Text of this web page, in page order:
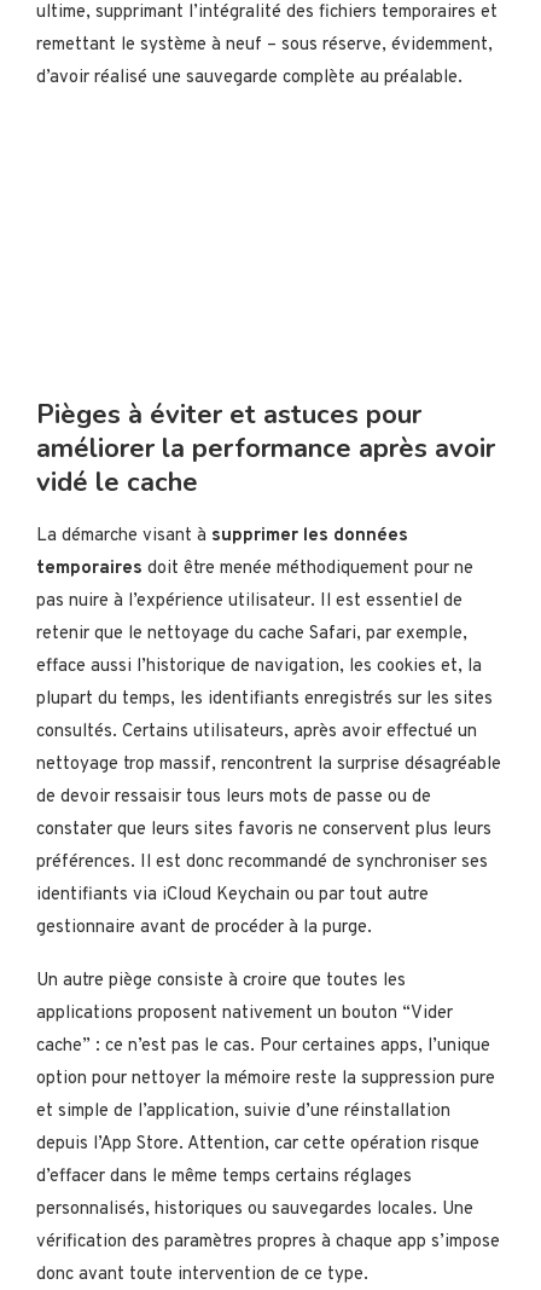
ultime, supprimant l’intégralité des fichiers temporaires et
remettant le système à neuf – sous réserve, évidemment,
d’avoir réalisé une sauvegarde complète au préalable.
Pièges à éviter et astuces pour
améliorer la performance après avoir
vidé le cache
La démarche visant à supprimer les données
temporaires doit être menée méthodiquement pour ne
pas nuire à l’expérience utilisateur. Il est essentiel de
retenir que le nettoyage du cache Safari, par exemple,
efface aussi l’historique de navigation, les cookies et, la
plupart du temps, les identifiants enregistrés sur les sites
consultés. Certains utilisateurs, après avoir effectué un
nettoyage trop massif, rencontrent la surprise désagréable
de devoir ressaisir tous leurs mots de passe ou de
constater que leurs sites favoris ne conservent plus leurs
préférences. Il est donc recommandé de synchroniser ses
identifiants via iCloud Keychain ou par tout autre
gestionnaire avant de procéder à la purge.
Un autre piège consiste à croire que toutes les
applications proposent nativement un bouton “Vider
cache” : ce n’est pas le cas. Pour certaines apps, l’unique
option pour nettoyer la mémoire reste la suppression pure
et simple de l’application, suivie d’une réinstallation
depuis l’App Store. Attention, car cette opération risque
d’effacer dans le même temps certains réglages
personnalisés, historiques ou sauvegardes locales. Une
vérification des paramètres propres à chaque app s’impose
donc avant toute intervention de ce type.